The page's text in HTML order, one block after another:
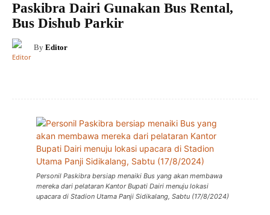
Paskibra Dairi Gunakan Bus Rental,
Bus Dishub Parkir
By Editor
Personil Paskibra bersiap menaiki Bus yang akan membawa
mereka dari pelataran Kantor Bupati Dairi menuju lokasi
upacara di Stadion Utama Panji Sidikalang, Sabtu (17/8/2024)